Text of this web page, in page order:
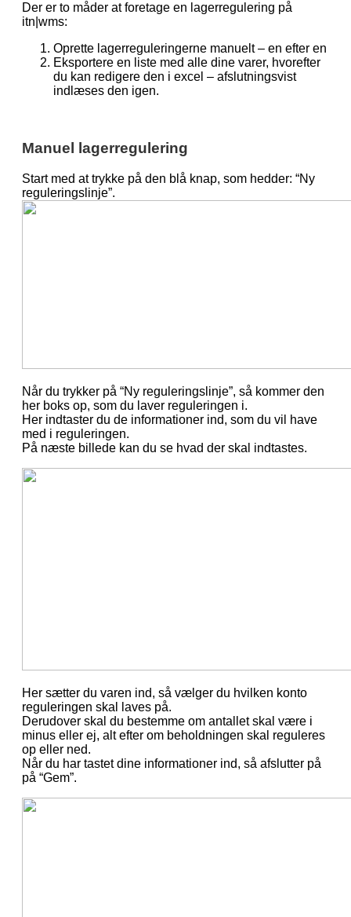
Der er to måder at foretage en lagerregulering på
itn|wms:
Oprette lagerreguleringerne manuelt – en efter en
Eksportere en liste med alle dine varer, hvorefter
du kan redigere den i excel – afslutningsvist
indlæses den igen.
Manuel lagerregulering
Start med at trykke på den blå knap, som hedder: “Ny
reguleringslinje”.
Når du trykker på “Ny reguleringslinje”, så kommer den
her boks op, som du laver reguleringen i.
Her indtaster du de informationer ind, som du vil have
med i reguleringen.
På næste billede kan du se hvad der skal indtastes.
Her sætter du varen ind, så vælger du hvilken konto
reguleringen skal laves på.
Derudover skal du bestemme om antallet skal være i
minus eller ej, alt efter om beholdningen skal reguleres
op eller ned.
Når du har tastet dine informationer ind, så afslutter på
på “Gem”.